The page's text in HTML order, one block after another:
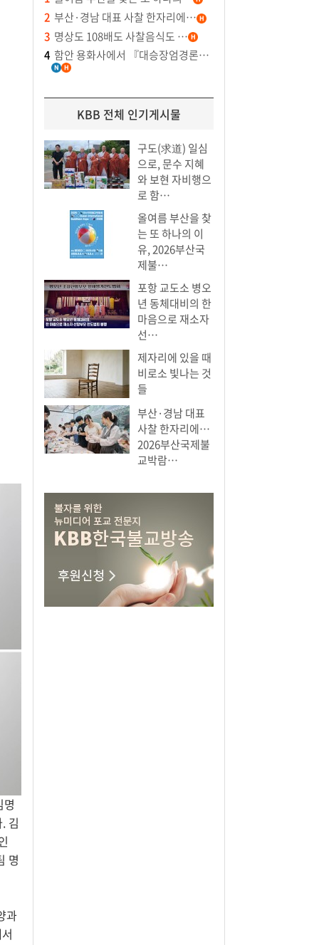
김
명
과
2 부산·경남 대표 사찰 한자리에…
3 명상도 108배도 사찰음식도 …
4 함안 용화사에서 『대승장엄경론…
KBB 전체 인기게시물
구도(求道) 일심
으로, 문수 지혜
와 보현 자비행으
로 함…
올여름 부산을 찾
는 또 하나의 이
유, 2026부산국
제불…
포항 교도소 병오
년 동체대비의 한
마음으로 재소자
선…
제자리에 있을 때
비로소 빛나는 것
들
부산·경남 대표
사찰 한자리에…
2026부산국제불
교박람…